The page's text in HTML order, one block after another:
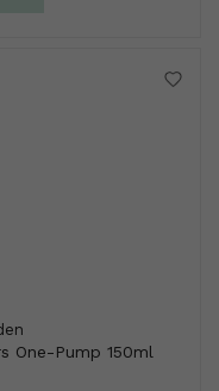
One-Pump 150ml